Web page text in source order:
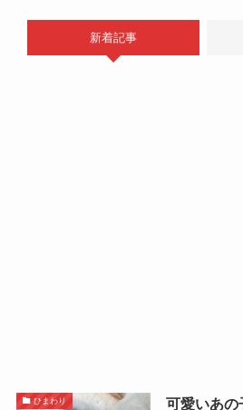
新着記事
ひまわり
可愛いあの